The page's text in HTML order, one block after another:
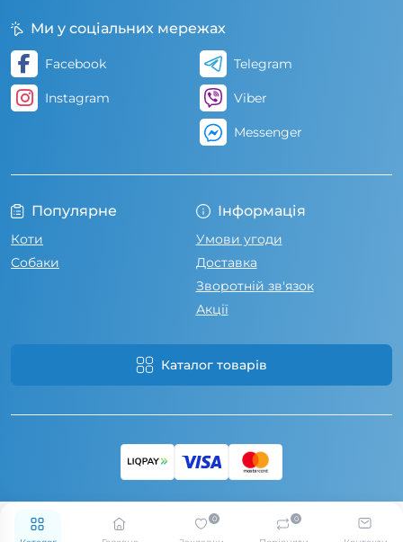
0 0
Популярне
Коти
Собаки
Інформація
Умови угоди
Доставка
Зворотній зв'язок
Акції
Каталог товарів
Ми у соціальних мережах
Facebook
Instagram
Telegram
Viber
Messenger